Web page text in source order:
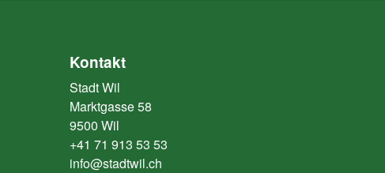
Kontakt
Stadt Wil
Marktgasse 58
9500 Wil
+41 71 913 53 53
info@stadtwil.ch